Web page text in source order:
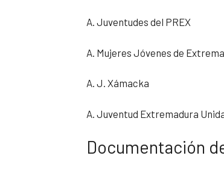
A. Juventudes del PREX
A. Mujeres Jóvenes de
A. J. Xámacka
A. Juventud Extremadura
Documentación